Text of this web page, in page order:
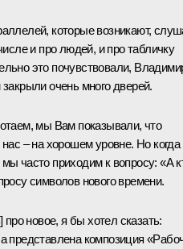
которые возникают,
и про людей, и про табличку
это почувствовали,
очень много дверей.
мы Вам показывали, что
– на хорошем уровне. Но когда
часто приходим к вопросу: «А
символов нового времени.
новое, я бы хотел сказать:
представлена композиция